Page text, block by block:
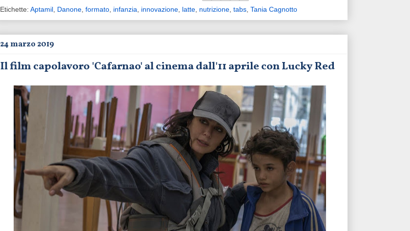
Etichette: Aptamil, Danone, formato, infanzia, innovazione, latte, nutrizione, tabs, Tania Cagnotto
24 marzo 2019
Il film capolavoro 'Cafarnao' al cinema dall'11 aprile con Lucky Red